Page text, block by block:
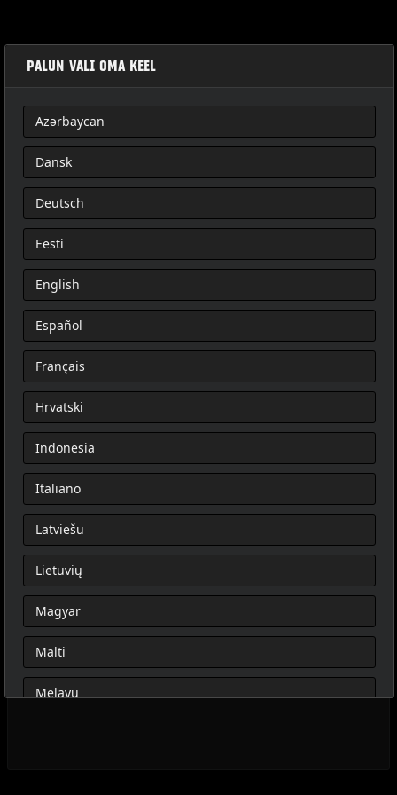
KIT DE VISSERIE POUR SELLE PASSAGER DÉTACHABLE
PALUN VALI OMA KEEL
Azərbaycan
Dansk
Deutsch
Eesti
English
Español
Français
Hrvatski
Indonesia
Italiano
Latviešu
Lietuvių
Magyar
Malti
Melayu